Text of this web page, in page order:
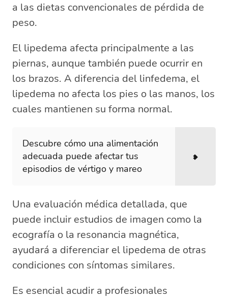
a las dietas convencionales de pérdida de
peso.
El lipedema afecta principalmente a las
piernas, aunque también puede ocurrir en
los brazos. A diferencia del linfedema, el
lipedema no afecta los pies o las manos, los
cuales mantienen su forma normal.
Descubre cómo una alimentación
adecuada puede afectar tus
episodios de vértigo y mareo
Una evaluación médica detallada, que
puede incluir estudios de imagen como la
ecografía o la resonancia magnética,
ayudará a diferenciar el lipedema de otras
condiciones con síntomas similares.
Es esencial acudir a profesionales